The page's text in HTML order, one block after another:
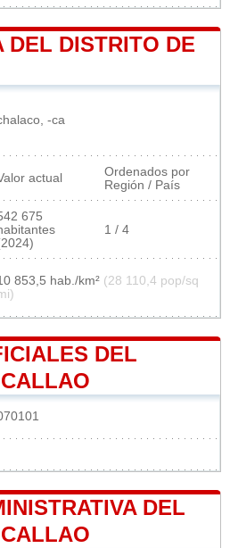
DEL DISTRITO DE
-ca
actual
Ordenados por
Región / País
675
1 / 4
853,5 hab./km² (28 110,4 pop/sq
DEL
DEL